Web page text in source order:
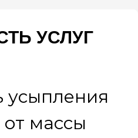
УСЛУГ
усыпления
от массы